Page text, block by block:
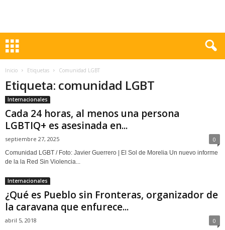
Inicio Etiquetas Comunidad LGBT
Etiqueta: comunidad LGBT
Internacionales
Cada 24 horas, al menos una persona
LGBTIQ+ es asesinada en...
septiembre 27, 2025 0
Comunidad LGBT / Foto: Javier Guerrero | El Sol de Morelia Un nuevo informe
de la la Red Sin Violencia...
Internacionales
¿Qué es Pueblo sin Fronteras, organizador de
la caravana que enfurece...
abril 5, 2018 0